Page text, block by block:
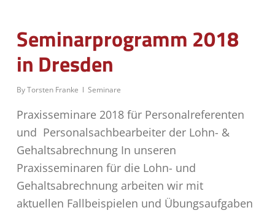
Seminarprogramm 2018
in Dresden
ByTorsten Franke Seminare
Praxisseminare 2018 für Personalreferenten
und Personalsachbearbeiter der Lohn- &
Gehaltsabrechnung In unseren
Praxisseminaren für die Lohn- und
Gehaltsabrechnung arbeiten wir mit
aktuellen Fallbeispielen und Übungsaufgaben